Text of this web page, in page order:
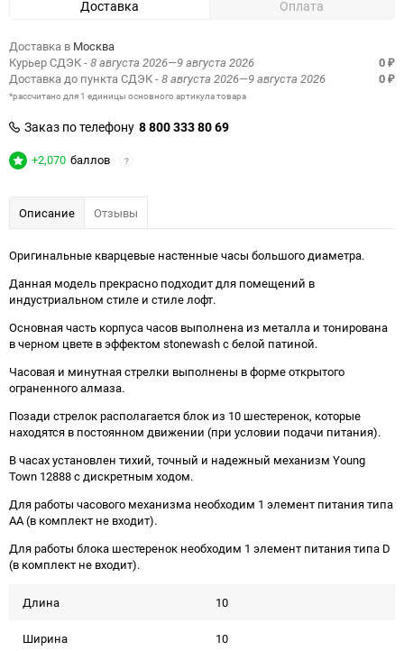
Доставка Оплата
Доставка в Москва
Курьер СДЭК- 8 августа 2026—9 августа 2026 0 ₽
Доставка до пункта СДЭК- 8 августа 2026—9 августа 2026 0 ₽
*рассчитано для 1 единицы основного артикула товара
Заказ по телефону 8 800 333 80 69
+2,070 баллов ?
Описание Отзывы
Оригинальные кварцевые настенные часы большого диаметра.
Данная модель прекрасно подходит для помещений в
индустриальном стиле и стиле лофт.
Основная часть корпуса часов выполнена из металла и тонирована
в черном цвете в эффектом stonewash с белой патиной.
Часовая и минутная стрелки выполнены в форме открытого
ограненного алмаза.
Позади стрелок располагается блок из 10 шестеренок, которые
находятся в постоянном движении (при условии подачи питания).
В часах установлен тихий, точный и надежный механизм Young
Town 12888 c дискретным ходом.
Для работы часового механизма необходим 1 элемент питания типа
АА (в комплект не входит).
Для работы блока шестеренок необходим 1 элемент питания типа D
(в комплект не входит).
Длина 10
Ширина 10